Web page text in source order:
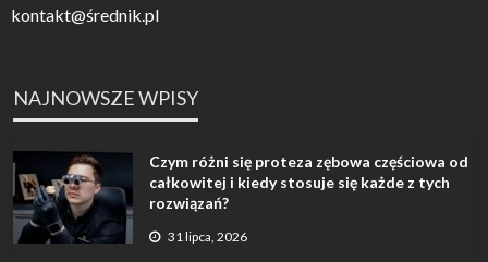
kontakt@średnik.pl
NAJNOWSZE WPISY
Czym różni się proteza zębowa częściowa od
całkowitej i kiedy stosuje się każde z tych
rozwiązań?
31 lipca, 2026